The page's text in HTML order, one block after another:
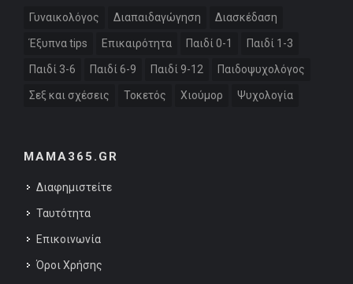
Γυναικολόγος Διαπαιδαγώγηση Διασκέδαση
Έξυπνα tips Επικαιρότητα Παιδί 0-1 Παιδί 1-3
Παιδί 3-6 Παιδί 6-9 Παιδί 9-12 Παιδοψυχολόγος
Σεξ και σχέσεις Τοκετός Χιούμορ Ψυχολογία
MAMA365.GR
Διαφημιστείτε
Ταυτότητα
Επικοινωνία
Όροι Χρήσης